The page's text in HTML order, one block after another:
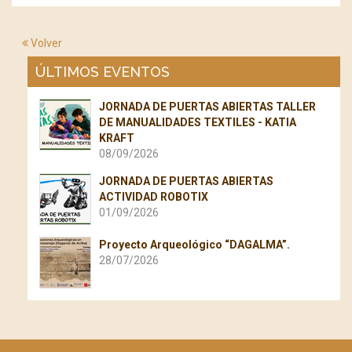
Volver
ÚLTIMOS EVENTOS
JORNADA DE PUERTAS ABIERTAS TALLER
DE MANUALIDADES TEXTILES - KATIA
KRAFT
08/09/2026
JORNADA DE PUERTAS ABIERTAS
ACTIVIDAD ROBOTIX
01/09/2026
Proyecto Arqueológico “DAGALMA”.
28/07/2026